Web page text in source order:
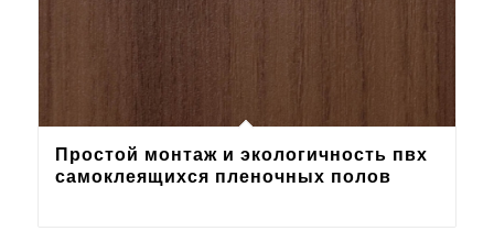
Простой монтаж и экологичность пвх
самоклеящихся пленочных полов